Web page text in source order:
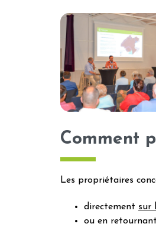
Comment
Les propriétaires
directement sur
ou en